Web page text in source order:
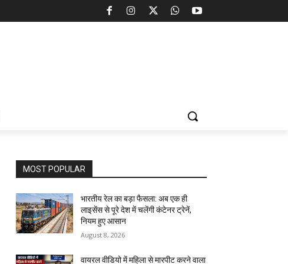
MOST POPULAR
भारतीय रेल का बड़ा फैसला: अब एक ही
लाइसेंस से पूरे देश में चलेंगी कंटेनर ट्रेनें,
नियम हुए आसान
August 8, 2026
वायरल वीडियो में महिला से मारपीट करने वाला